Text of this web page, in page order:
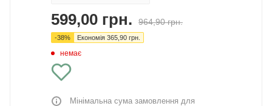
599,00 грн. 964,90грн.
-38% Економія 365,90 грн.
немає
Мінімальна сума замовлення для